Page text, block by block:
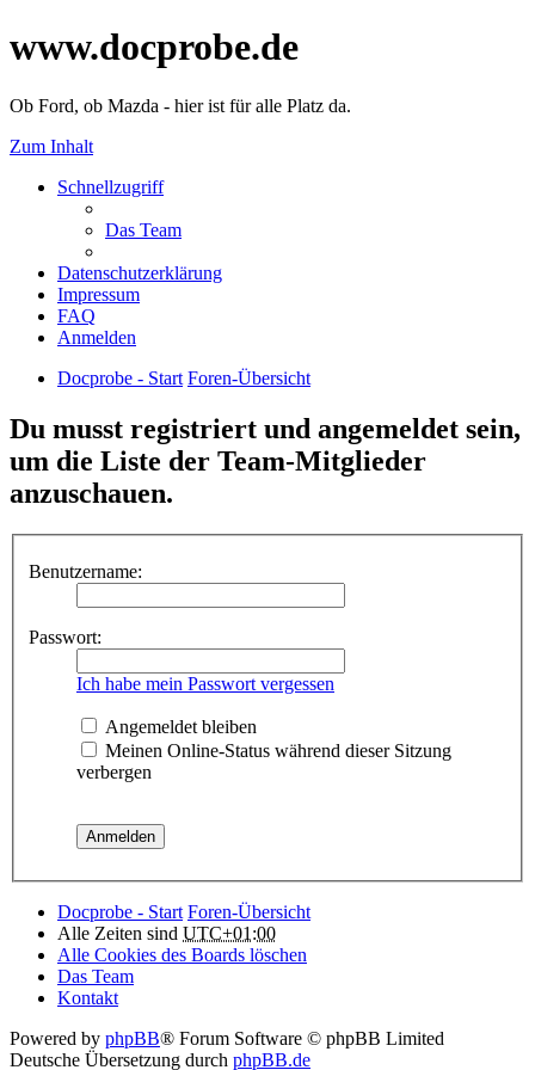
www.docprobe.de
Ob Ford, ob Mazda - hier ist für alle Platz da.
Zum Inhalt
Schnellzugriff
Das Team
Datenschutzerklärung
Impressum
FAQ
Anmelden
Docprobe - Start Foren-Übersicht
Du musst registriert und angemeldet sein,
um die Liste der Team-Mitglieder
anzuschauen.
Benutzername:
Passwort:
Ich habe mein Passwort vergessen
Angemeldet bleiben
Meinen Online-Status während dieser Sitzung
verbergen
Docprobe - Start Foren-Übersicht
Alle Zeiten sind UTC+01:00
Alle Cookies des Boards löschen
Das Team
Kontakt
Powered by phpBB® Forum Software © phpBB Limited
Deutsche Übersetzung durch phpBB.de